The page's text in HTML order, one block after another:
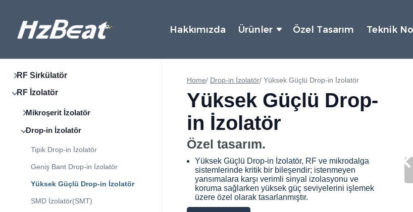
Hakkımızda Ürünler Özel Tasarım Teknik
RF Sirkülatör
RF İzolatör
Mikroşerit İzolatör
Drop-in İzolatör
Tipik Drop-in İzolatör
Geniş Bant Drop-in İzolatör
Yüksek Güçlü Drop-in İzolatör
SMD İzolatör(SMT)
Home/ Drop-in İzolatör/ Yüksek Güçlü Drop-in İzolatör
Yüksek Güçlü Drop-
in İzolatör
Özel tasarım.
Yüksek Güçlü Drop-in İzolatör, RF ve mikrodalga
sistemlerinde kritik bir bileşendir; istenmeyen
yansımalara karşı verimli sinyal izolasyonu ve
koruma sağlarken yüksek güç seviyelerini işlemek
üzere özel olarak tasarlanmıştır.